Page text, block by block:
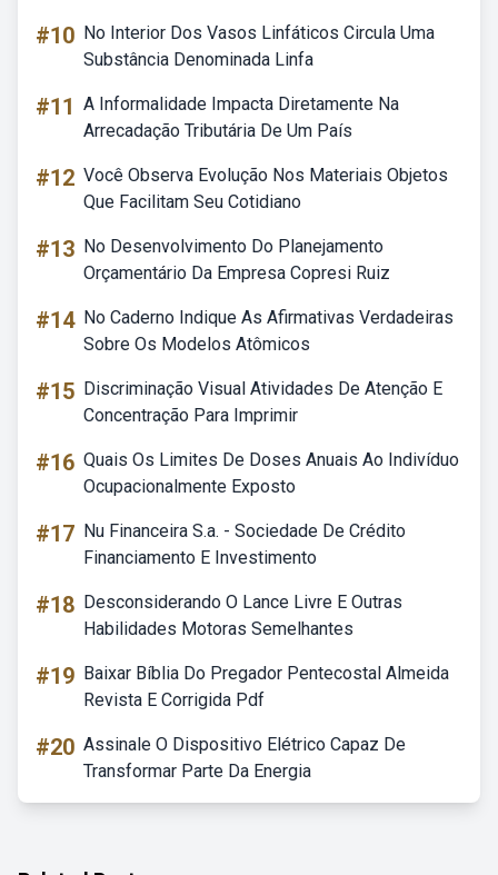
#10 No Interior Dos Vasos Linfáticos Circula Uma
Substância Denominada Linfa
#11 A Informalidade Impacta Diretamente Na
Arrecadação Tributária De Um País
#12 Você Observa Evolução Nos Materiais Objetos
Que Facilitam Seu Cotidiano
#13 No Desenvolvimento Do Planejamento
Orçamentário Da Empresa Copresi Ruiz
#14 No Caderno Indique As Afirmativas Verdadeiras
Sobre Os Modelos Atômicos
#15 Discriminação Visual Atividades De Atenção E
Concentração Para Imprimir
#16 Quais Os Limites De Doses Anuais Ao Indivíduo
Ocupacionalmente Exposto
#17 Nu Financeira S.a. - Sociedade De Crédito
Financiamento E Investimento
#18 Desconsiderando O Lance Livre E Outras
Habilidades Motoras Semelhantes
#19 Baixar Bíblia Do Pregador Pentecostal Almeida
Revista E Corrigida Pdf
#20 Assinale O Dispositivo Elétrico Capaz De
Transformar Parte Da Energia